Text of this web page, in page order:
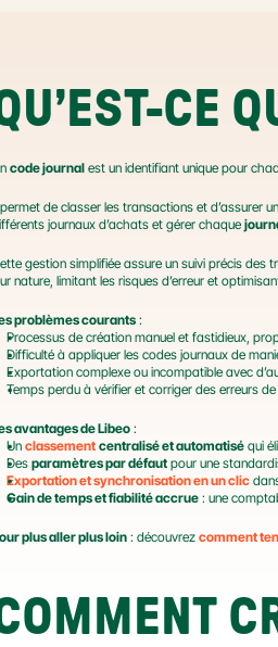
CE
code journal est un identifiant unique pour
de classer les transactions et d’assurer
journaux d’achats et gérer chaque
gestion simplifiée assure un suivi précis des
nature, limitant les risques d’erreur et
problèmes courants :
Processus de création manuel et fastidieux,
Difficulté à appliquer les codes journaux de
Exportation complexe ou incompatible avec
Temps perdu à vérifier et corriger des erreurs
avantages de Libeo :
Un classement centralisé et automatisé qui
Des paramètres par défaut pour une
Exportation et synchronisation en un clic
Gain de temps et fiabilité accrue : une
plus aller plus loin : découvrez comment